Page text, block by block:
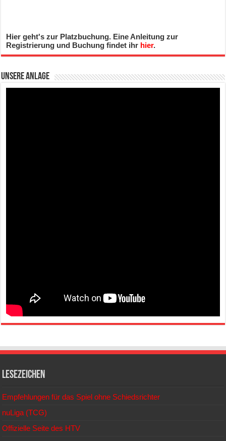
Hier geht's zur Platzbuchung. Eine Anleitung zur
Registrierung und Buchung findet ihr hier.
Unsere Anlage
Lesezeichen
Empfehlungen für das Spiel ohne Schiedsrichter
nuLiga (TCG)
Offizielle Seite des HTV